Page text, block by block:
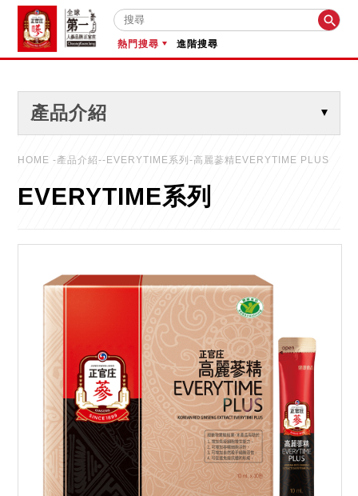

熱門搜尋 進階搜尋
產品介紹
HOME-產品介紹--EVERYTIME系列-高麗蔘精EVERYTIME PLUS
EVERYTIME系列